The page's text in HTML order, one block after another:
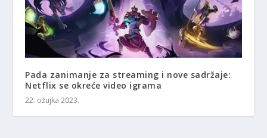
Pada zanimanje za streaming i nove sadržaje:
Netflix se okreće video igrama
22. ožujka 2023.